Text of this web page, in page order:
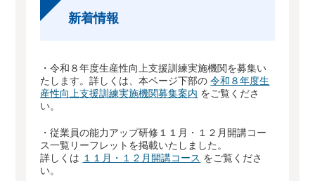
新着情報
・令和８年度生産性向上支援訓練実施機関を募集い
たします。詳しくは、本ページ下部の 令和８年度生
産性向上支援訓練実施機関募集案内 をご覧くださ
い。
・従業員の能力アップ研修１１月・１２月開講コー
ス一覧リーフレットを掲載いたしました。
詳しくは １１月・１２月開講コース をご覧くださ
い。